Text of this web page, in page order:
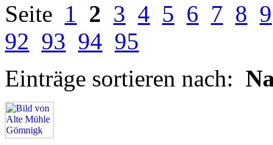
Seite 1 2 3 4 5 6 7 8 9
92 93 94 95
Einträge sortieren nach: